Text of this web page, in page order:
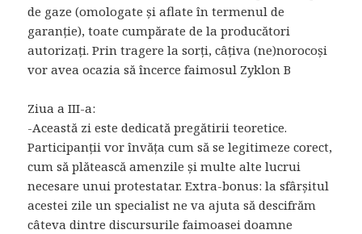
de gaze (omologate și aflate în termenul de
garanție), toate cumpărate de la producători
autorizați. Prin tragere la sorți, câțiva (ne)norocoși
vor avea ocazia să încerce faimosul Zyklon B
Ziua a III-a:
-Această zi este dedicată pregătirii teoretice.
Participanții vor învăța cum să se legitimeze corect,
cum să plătească amenzile și multe alte lucrui
necesare unui protestatar. Extra-bonus: la sfârșitul
acestei zile un specialist ne va ajuta să descifrăm
câteva dintre discursurile faimoasei doamne